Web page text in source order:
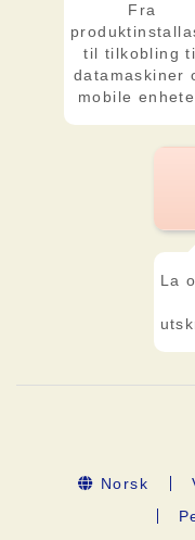
Fra
til tilkobling
datamaskiner
mobile
La
Norsk